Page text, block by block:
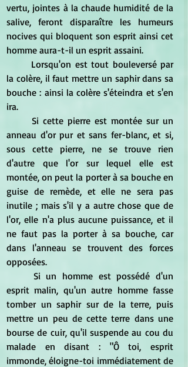
vertu, jointes à la chaude humidité de la
salive, feront disparaître les humeurs
nocives qui bloquent son esprit ainsi cet
homme aura-t-il un esprit assaini.
la colère, il faut mettre un saphir dans sa
bouche : ainsi la colère s'éteindra et s'en
ira.
anneau d'or pur et sans fer-blanc, et si,
sous cette pierre, ne se trouve rien
d'autre que l'or sur lequel elle est
montée, on peut la porter à sa bouche en
guise de remède, et elle ne sera pas
inutile ; mais s'il y a autre chose que de
l'or, elle n'a plus aucune puissance, et il
ne faut pas la porter à sa bouche, car
dans l'anneau se trouvent des forces
opposées.
esprit malin, qu'un autre homme fasse
tomber un saphir sur de la terre, puis
mettre un peu de cette terre dans une
bourse de cuir, qu'il suspende au cou du
malade en disant : "Ô toi, esprit
immonde, éloigne-toi immédiatement de